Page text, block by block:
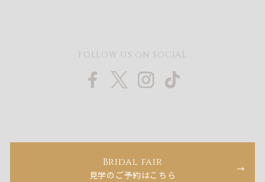
FOLLOW US ON SOCIAL
Bridal fair
見学のご予約はこちら